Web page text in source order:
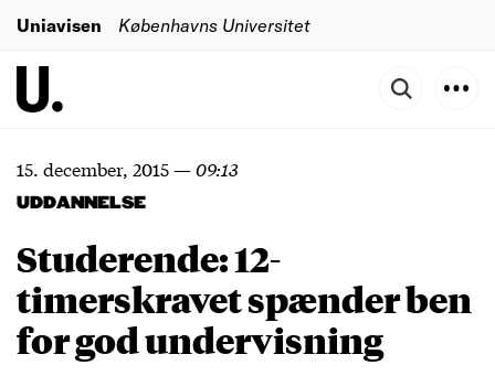
Uniavisen Københavns Universitet
15. december, 2015—09:13
UDDANNELSE
Studerende: 12-
timerskravet spænder ben
for god undervisning